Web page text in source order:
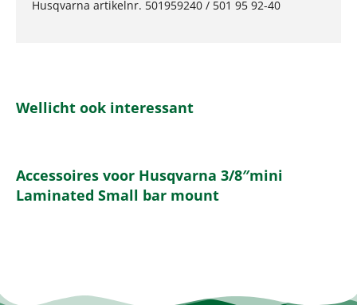
Husqvarna artikelnr. 501959240 / 501 95 92-40
Wellicht ook interessant
Accessoires voor Husqvarna 3/8″mini
Laminated Small bar mount